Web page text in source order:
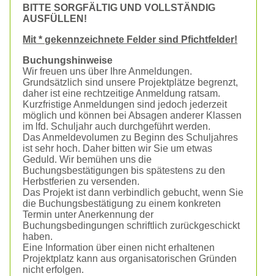
BITTE SORGFÄLTIG UND VOLLSTÄNDIG
AUSFÜLLEN!
Mit * gekennzeichnete Felder sind Pfichtfelder!
Buchungshinweise
Wir freuen uns über Ihre Anmeldungen.
Grundsätzlich sind unsere Projektplätze begrenzt,
daher ist eine rechtzeitige Anmeldung ratsam.
Kurzfristige Anmeldungen sind jedoch jederzeit
möglich und können bei Absagen anderer Klassen
im lfd. Schuljahr auch durchgeführt werden.
Das Anmeldevolumen zu Beginn des Schuljahres
ist sehr hoch. Daher bitten wir Sie um etwas
Geduld. Wir bemühen uns die
Buchungsbestätigungen bis spätestens zu den
Herbstferien zu versenden.
Das Projekt ist dann verbindlich gebucht, wenn Sie
die Buchungsbestätigung zu einem konkreten
Termin unter Anerkennung der
Buchungsbedingungen schriftlich zurückgeschickt
haben.
Eine Information über einen nicht erhaltenen
Projektplatz kann aus organisatorischen Gründen
nicht erfolgen.